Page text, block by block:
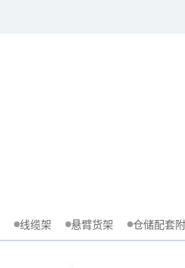
线缆架 悬臂货架 仓储配套